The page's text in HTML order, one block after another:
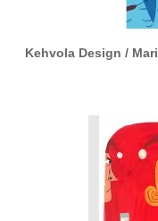
Kehvola Design /